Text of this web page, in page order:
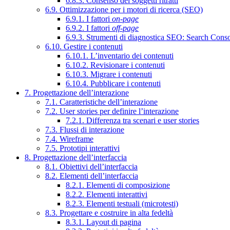
6.9. Ottimizzazione per i motori di ricerca (SEO)
6.9.1. I fattori on-page
6.9.2. I fattori off-page
6.9.3. Strumenti di diagnostica SEO: Search
6.10. Gestire i contenuti
6.10.1. L’inventario dei contenuti
6.10.2. Revisionare i contenuti
6.10.3. Migrare i contenuti
6.10.4. Pubblicare i contenuti
7. Progettazione dell’interazione
7.1. Caratteristiche dell’interazione
7.2. User stories per definire l’interazione
7.2.1. Differenza tra scenari e user stories
7.3. Flussi di interazione
7.4. Wireframe
7.5. Prototipi interattivi
8. Progettazione dell’interfaccia
8.1. Obiettivi dell’interfaccia
8.2. Elementi dell’interfaccia
8.2.1. Elementi di composizione
8.2.2. Elementi interattivi
8.2.3. Elementi testuali (microtesti)
8.3. Progettare e costruire in alta fedeltà
8.3.1. Layout di pagina